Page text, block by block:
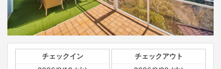
チェックイン チェックアウト